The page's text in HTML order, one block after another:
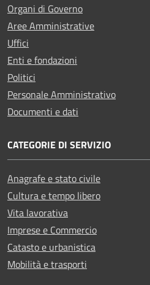
Organi di Governo
Aree Amministrative
Uffici
Enti e fondazioni
Politici
Personale Amministrativo
Documenti e dati
CATEGORIE DI SERVIZIO
Anagrafe e stato civile
Cultura e tempo libero
Vita lavorativa
Imprese e Commercio
Catasto e urbanistica
Mobilità e trasporti